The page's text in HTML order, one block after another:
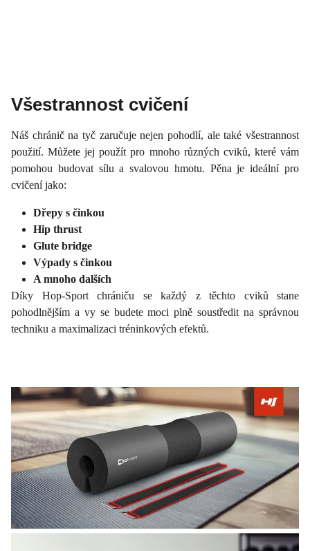
Všestrannost cvičení
Náš chránič na tyč zaručuje nejen pohodlí, ale také všestrannost
použití. Můžete jej použít pro mnoho různých cviků, které vám
pomohou budovat sílu a svalovou hmotu. Pěna je ideální pro
cvičení jako:
Dřepy s činkou
Hip thrust
Glute bridge
Výpady s činkou
A mnoho dalších
Díky Hop-Sport chrániču se každý z těchto cviků stane
pohodlnějším a vy se budete moci plně soustředit na správnou
techniku ​​a maximalizaci tréninkových efektů.